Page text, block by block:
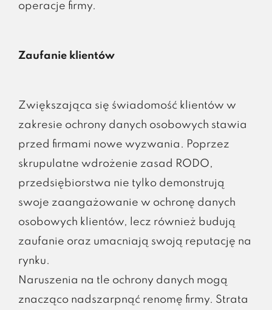
operacje firmy.
Zaufanie klientów
Zwiększająca się świadomość klientów w
zakresie ochrony danych osobowych stawia
przed firmami nowe wyzwania. Poprzez
skrupulatne wdrożenie zasad RODO,
przedsiębiorstwa nie tylko demonstrują
swoje zaangażowanie w ochronę danych
osobowych klientów, lecz również budują
zaufanie oraz umacniają swoją reputację na
rynku.
Naruszenia na tle ochrony danych mogą
znacząco nadszarpnąć renomę firmy. Strata